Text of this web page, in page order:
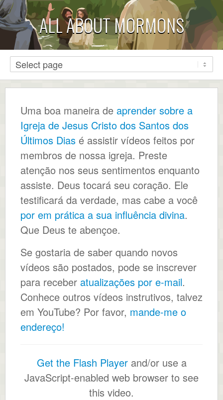
ALL ABOUT MORMONS
Uma boa maneira de aprender sobre a
Igreja de Jesus Cristo dos Santos dos
Últimos Dias é assistir vídeos feitos por
membros de nossa igreja. Preste
atenção nos seus sentimentos enquanto
assiste. Deus tocará seu coração. Ele
testificará da verdade, mas cabe a você
por em prática a sua influência divina.
Que Deus te abençoe.
Se gostaria de saber quando novos
vídeos são postados, pode se inscrever
para receber atualizações por e-mail.
Conhece outros vídeos instrutivos, talvez
em YouTube? Por favor, mande-me o
endereço!
Get the Flash Playerand/or use a
JavaScript-enabled web browser to see
this video.